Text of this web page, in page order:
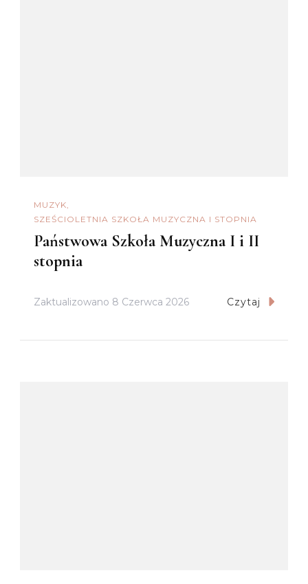
MUZYK
SZEŚCIOLETNIA SZKOŁA MUZYCZNA I STOPNIA
Państwowa Szkoła Muzyczna I i II
stopnia
Zaktualizowano 8 Czerwca 2026 Czytaj